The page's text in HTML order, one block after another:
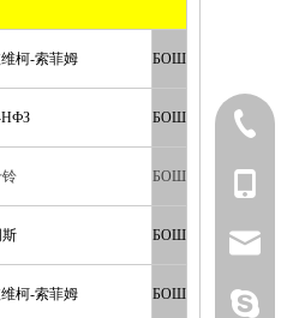
柯-索菲姆 БОШ
БОШ
БОШ
斯 БОШ
柯-索菲姆 БОШ
+86-